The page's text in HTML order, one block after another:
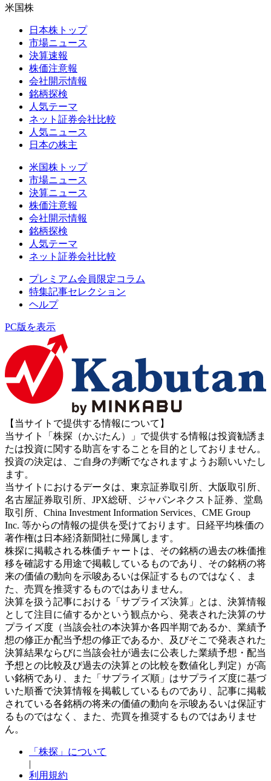
米国株
日本株トップ
市場ニュース
決算速報
株価注意報
会社開示情報
銘柄探検
人気テーマ
ネット証券会社比較
人気ニュース
日本の株主
米国株トップ
市場ニュース
決算ニュース
株価注意報
会社開示情報
銘柄探検
人気テーマ
ネット証券会社比較
プレミアム会員限定コラム
特集記事セレクション
ヘルプ
PC版を表示
【当サイトで提供する情報について】
当サイト「株探（かぶたん）」で提供する情報は投資勧誘ま
たは投資に関する助言をすることを目的としておりません。
投資の決定は、ご自身の判断でなされますようお願いいたし
ます。
当サイトにおけるデータは、東京証券取引所、大阪取引所、
名古屋証券取引所、JPX総研、ジャパンネクスト証券、堂島
取引所、China Investment Information Services、CME Group
Inc. 等からの情報の提供を受けております。日経平均株価の
著作権は日本経済新聞社に帰属します。
株探に掲載される株価チャートは、その銘柄の過去の株価推
移を確認する用途で掲載しているものであり、その銘柄の将
来の価値の動向を示唆あるいは保証するものではなく、ま
た、売買を推奨するものではありません。
決算を扱う記事における「サプライズ決算」とは、決算情報
として注目に値するかという観点から、発表された決算のサ
プライズ度（当該会社の本決算か各四半期であるか、業績予
想の修正か配当予想の修正であるか、及びそこで発表された
決算結果ならびに当該会社が過去に公表した業績予想・配当
予想との比較及び過去の決算との比較を数値化し判定）が高
い銘柄であり、また「サプライズ順」はサプライズ度に基づ
いた順番で決算情報を掲載しているものであり、記事に掲載
されている各銘柄の将来の価値の動向を示唆あるいは保証す
るものではなく、また、売買を推奨するものではありませ
ん。
「株探」について
|
利用規約